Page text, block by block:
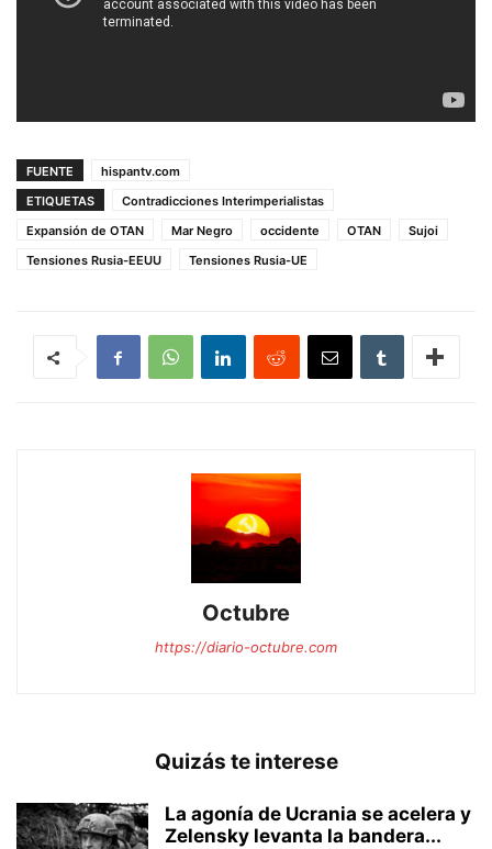
FUENTE
hispantv.com
ETIQUETAS
Contradicciones Interimperialistas
Expansión de OTAN
Mar Negro occidente OTAN
Sujoi
Tensiones Rusia-EEUU
Tensiones Rusia-UE
Octubre
https://diario-octubre.com
Quizás te interese
La agonía de Ucrania se acelera y
Zelensky levanta la bandera...